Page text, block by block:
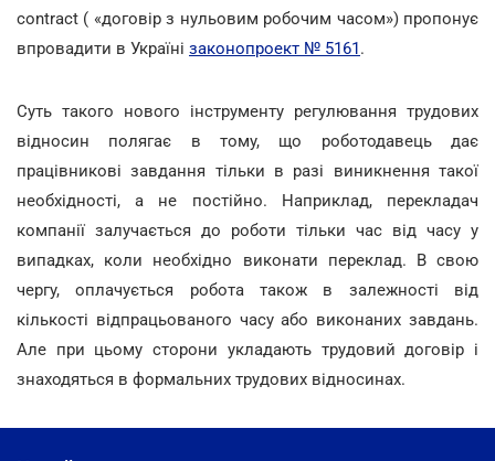
contract ( «договір з нульовим робочим часом») пропонує
впровадити в Україні законопроект № 5161.
Суть такого нового інструменту регулювання трудових
відносин полягає в тому, що роботодавець дає
працівникові завдання тільки в разі виникнення такої
необхідності, а не постійно. Наприклад, перекладач
компанії залучається до роботи тільки час від часу у
випадках, коли необхідно виконати переклад. В свою
чергу, оплачується робота також в залежності від
кількості відпрацьованого часу або виконаних завдань.
Але при цьому сторони укладають трудовий договір і
знаходяться в формальних трудових відносинах.